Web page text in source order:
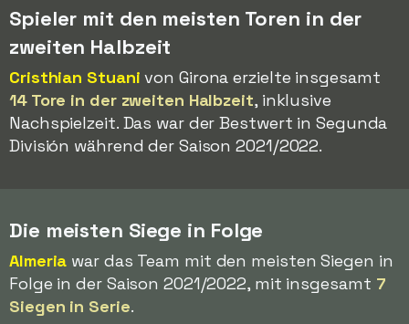
Spieler mit den meisten Toren in der
zweiten Halbzeit
Cristhian Stuani von Girona erzielte insgesamt
14 Tore in der zweiten Halbzeit, inklusive
Nachspielzeit. Das war der Bestwert in Segunda
División während der Saison 2021/2022.
Die meisten Siege in Folge
Almeria war das Team mit den meisten Siegen in
Folge in der Saison 2021/2022, mit insgesamt 7
Siegen in Serie.